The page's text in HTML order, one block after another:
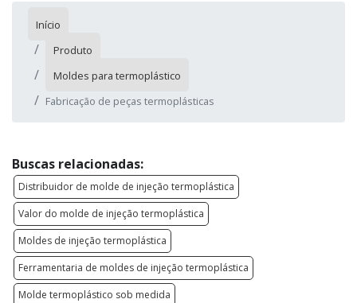
Início
Produto
Moldes para termoplástico
Fabricação de peças termoplásticas
Buscas relacionadas:
Distribuidor de molde de injeção termoplástica
Valor do molde de injeção termoplástica
Moldes de injeção termoplástica
Ferramentaria de moldes de injeção termoplástica
Molde termoplástico sob medida